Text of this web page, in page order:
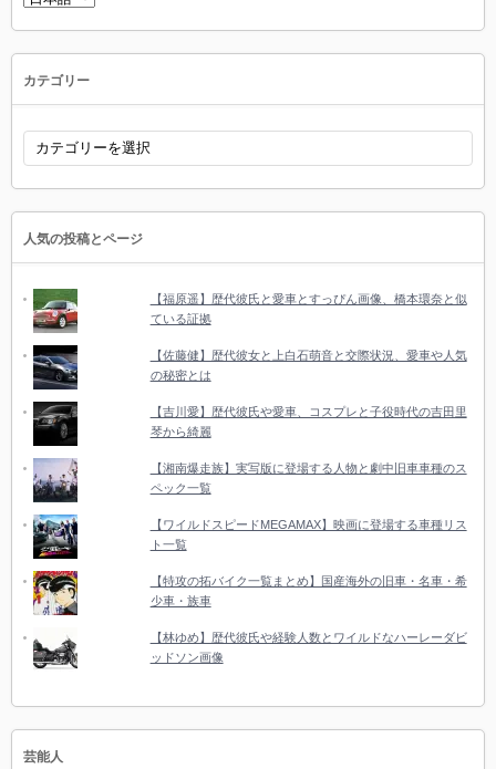
語
カテゴリー
カ
ゴ
リ
人気の投稿とページ
【福原遥】歴代彼氏と愛車とすっぴん画像、橋本環奈と似
ている証拠
【佐藤健】歴代彼女と上白石萌音と交際状況、愛車や人気
の秘密とは
【吉川愛】歴代彼氏や愛車、コスプレと子役時代の吉田里
琴から綺麗
【湘南爆走族】実写版に登場する人物と劇中旧車車種のス
ペック一覧
【ワイルドスピードMEGAMAX】映画に登場する車種リス
ト一覧
【特攻の拓バイク一覧まとめ】国産海外の旧車・名車・希
少車・族車
【林ゆめ】歴代彼氏や経験人数とワイルドなハーレーダビ
ッドソン画像
芸能人